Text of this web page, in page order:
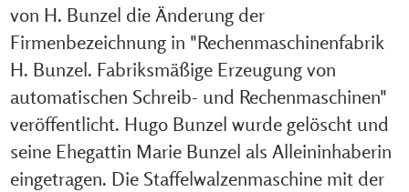
von H. Bunzel die Änderung der
Firmenbezeichnung in "Rechenmaschinenfabrik
H. Bunzel. Fabriksmäßige Erzeugung von
automatischen Schreib- und Rechenmaschinen"
veröffentlicht. Hugo Bunzel wurde gelöscht und
seine Ehegattin Marie Bunzel als Alleininhaberin
eingetragen. Die Staffelwalzenmaschine mit der